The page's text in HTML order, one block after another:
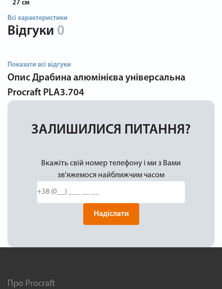
27 см
Всі характеристики
Відгуки 0
Показати всі відгуки
Опис Драбина алюмінієва універсальна
Procraft PLA3.704
ЗАЛИШИЛИСЯ ПИТАННЯ?
Вкажіть свій номер телефону і ми з Вами
зв'яжемося найближчим часом
Надіслати
Про Procraft